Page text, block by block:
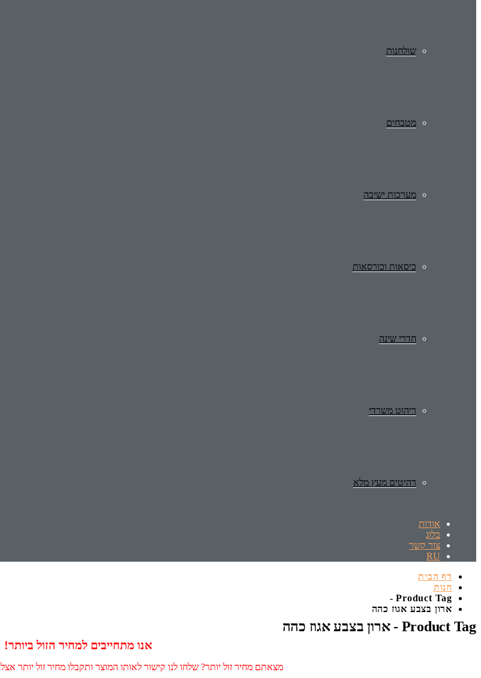
שולחנות
מטבחים
מערכות ישיבה
כיסאות וכורסאות
חדרי שינה
ריהוט משרדי
רהיטים מעץ מלא
אודות
בלוג
צור קשר
RU
דף הבית
חנות
Product Tag -
‏ארון בצבע אגוז כהה
Product Tag - ‏ארון בצבע אגוז כהה
אנו מתחייבים למחיר הזול ביותר!
מצאתם מחיר זול יותר? שלחו לנו קישור לאותו המוצר ותקבלו מחיר זול יותר